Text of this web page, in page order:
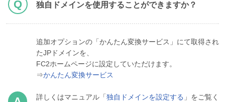
独自ドメインを使用することができますか？
追加オプションの「かんたん変換サービス」にて取得され
たJPドメインを、
FC2ホームページに設定していただけます。
⇒かんたん変換サービス
詳しくはマニュアル「 独自ドメインを設定する 」をご覧く